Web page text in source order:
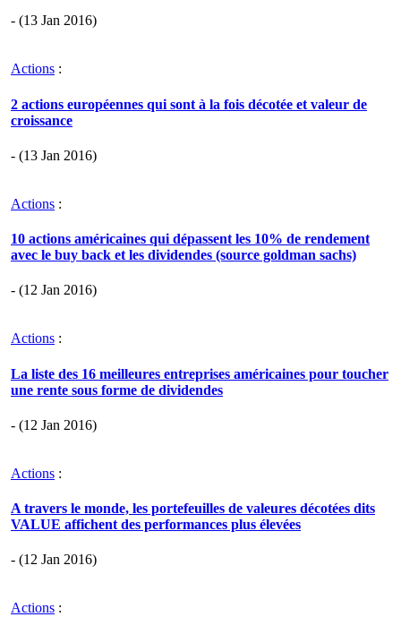
- (13 Jan 2016)
Actions :
2 actions européennes qui sont à la fois décotée et valeur de
croissance
- (13 Jan 2016)
Actions :
10 actions américaines qui dépassent les 10% de rendement
avec le buy back et les dividendes (source goldman sachs)
- (12 Jan 2016)
Actions :
La liste des 16 meilleures entreprises américaines pour toucher
une rente sous forme de dividendes
- (12 Jan 2016)
Actions :
A travers le monde, les portefeuilles de valeures décotées dits
VALUE affichent des performances plus élevées
- (12 Jan 2016)
Actions :